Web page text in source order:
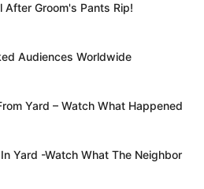
After Groom's Pants Rip!
Audiences Worldwide
Yard – Watch What Happened
Yard -Watch What The Neighbor